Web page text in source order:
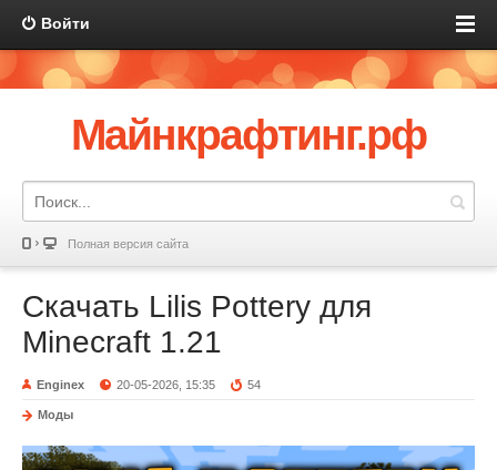
Войти
Майнкрафтинг.рф
Полная версия сайта
Скачать Lilis Pottery для
Minecraft 1.21
Enginex 20-05-2026, 15:35 54
Моды